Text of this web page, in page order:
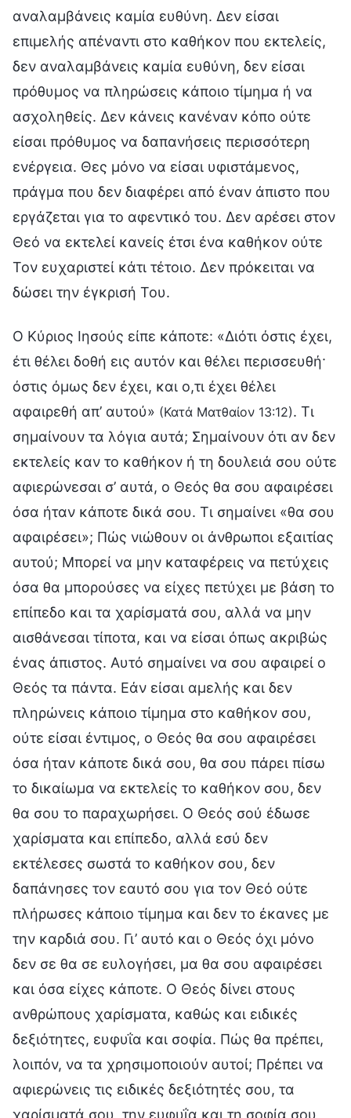
αναλαμβάνεις καμία ευθύνη. Δεν είσαι
επιμελής απέναντι στο καθήκον που εκτελείς,
δεν αναλαμβάνεις καμία ευθύνη, δεν είσαι
πρόθυμος να πληρώσεις κάποιο τίμημα ή να
ασχοληθείς. Δεν κάνεις κανέναν κόπο ούτε
είσαι πρόθυμος να δαπανήσεις περισσότερη
ενέργεια. Θες μόνο να είσαι υφιστάμενος,
πράγμα που δεν διαφέρει από έναν άπιστο που
εργάζεται για το αφεντικό του. Δεν αρέσει στον
Θεό να εκτελεί κανείς έτσι ένα καθήκον ούτε
Τον ευχαριστεί κάτι τέτοιο. Δεν πρόκειται να
δώσει την έγκρισή Του.
Ο Κύριος Ιησούς είπε κάποτε: «Διότι όστις έχει,
έτι θέλει δοθή εις αυτόν και θέλει περισσευθή·
όστις όμως δεν έχει, και ο,τι έχει θέλει
αφαιρεθή απ’ αυτού» (Κατά Ματθαίον 13:12). Τι
σημαίνουν τα λόγια αυτά; Σημαίνουν ότι αν δεν
εκτελείς καν το καθήκον ή τη δουλειά σου ούτε
αφιερώνεσαι σ’ αυτά, ο Θεός θα σου αφαιρέσει
όσα ήταν κάποτε δικά σου. Τι σημαίνει «θα σου
αφαιρέσει»; Πώς νιώθουν οι άνθρωποι εξαιτίας
αυτού; Μπορεί να μην καταφέρεις να πετύχεις
όσα θα μπορούσες να είχες πετύχει με βάση το
επίπεδο και τα χαρίσματά σου, αλλά να μην
αισθάνεσαι τίποτα, και να είσαι όπως ακριβώς
ένας άπιστος. Αυτό σημαίνει να σου αφαιρεί ο
Θεός τα πάντα. Εάν είσαι αμελής και δεν
πληρώνεις κάποιο τίμημα στο καθήκον σου,
ούτε είσαι έντιμος, ο Θεός θα σου αφαιρέσει
όσα ήταν κάποτε δικά σου, θα σου πάρει πίσω
το δικαίωμα να εκτελείς το καθήκον σου, δεν
θα σου το παραχωρήσει. Ο Θεός σού έδωσε
χαρίσματα και επίπεδο, αλλά εσύ δεν
εκτέλεσες σωστά το καθήκον σου, δεν
δαπάνησες τον εαυτό σου για τον Θεό ούτε
πλήρωσες κάποιο τίμημα και δεν το έκανες με
την καρδιά σου. Γι’ αυτό και ο Θεός όχι μόνο
δεν σε θα σε ευλογήσει, μα θα σου αφαιρέσει
και όσα είχες κάποτε. Ο Θεός δίνει στους
ανθρώπους χαρίσματα, καθώς και ειδικές
δεξιότητες, ευφυΐα και σοφία. Πώς θα πρέπει,
λοιπόν, να τα χρησιμοποιούν αυτοί; Πρέπει να
αφιερώνεις τις ειδικές δεξιότητές σου, τα
χαρίσματά σου, την ευφυΐα και τη σοφία σου